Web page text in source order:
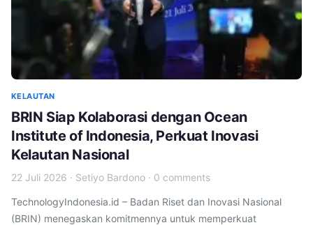
KELAUTAN
BRIN Siap Kolaborasi dengan Ocean
Institute of Indonesia, Perkuat Inovasi
Kelautan Nasional
22 Juli 2026 · Setiyo Bardono · 0 comments
TechnologyIndonesia.id – Badan Riset dan Inovasi Nasional
(BRIN) menegaskan komitmennya untuk memperkuat